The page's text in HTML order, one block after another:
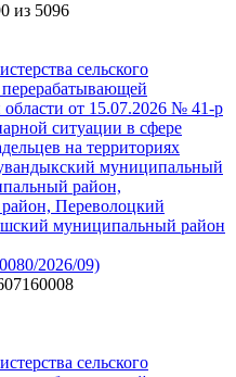
из 5096
сельского
от 15.07.2026 № 41-р
ситуации в сфере
на территориях
муниципальный
район,
Переволоцкий
муниципальный район
2026/09)
сельского